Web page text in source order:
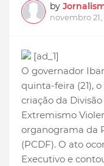
by
novembro
[ad_1]
O governador
quinta-feira (21),
criação da
Extremismo
organograma da
(PCDF). O ato
Executivo e